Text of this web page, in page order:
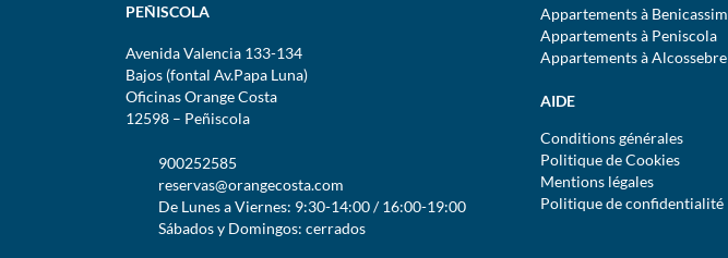
PEÑISCOLA
Avenida Valencia 133-134
Bajos (fontal Av.Papa Luna)
Oficinas Orange Costa
12598 – Peñiscola
900252585
reservas@orangecosta.com
De Lunes a Viernes: 9:30-14:00 / 16:00-19:00
Sábados y Domingos: cerrados
Appartements à Benicassim
Appartements à Peniscola
Appartements à Alcossebre
AIDE
Conditions générales
Politique de Cookies
Mentions légales
Politique de confidentialité